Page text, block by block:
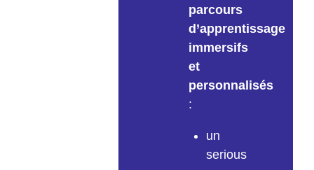
parcours
d’apprentissage
immersifs
et
personnalisés
:
un
serious